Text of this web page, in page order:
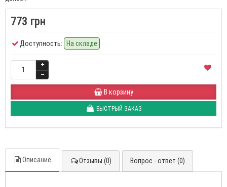
773 грн
Доступность: На складе
В корзину
БЫСТРЫЙ ЗАКАЗ
Описание Отзывы (0) Вопрос - ответ (0)